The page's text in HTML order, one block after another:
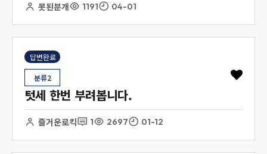
못된분개 1191 04-01
답변완료
분류2
텃세 한번 부려봅니다.
즐거운로킥 1 2697 01-12